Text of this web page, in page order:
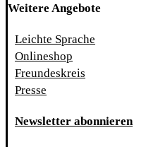
Weitere Angebote
Leichte Sprache
Onlineshop
Freundeskreis
Presse
Newsletter abonnieren